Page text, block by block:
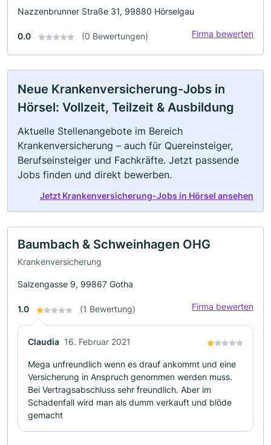
Nazzenbrunner Straße 31, 99880 Hörselgau
0.0 (0 Bewertungen) Firma bewerten
Neue Krankenversicherung-Jobs in
Hörsel: Vollzeit, Teilzeit & Ausbildung
Aktuelle Stellenangebote im Bereich
Krankenversicherung – auch für Quereinsteiger,
Berufseinsteiger und Fachkräfte. Jetzt passende
Jobs finden und direkt bewerben.
Jetzt Krankenversicherung-Jobs in Hörsel ansehen
Baumbach & Schweinhagen OHG
Krankenversicherung
Salzengasse 9, 99867 Gotha
1.0 (1 Bewertung) Firma bewerten
Claudia 16. Februar 2021
Mega unfreundlich wenn es drauf ankommt und eine
Versicherung in Anspruch genommen werden muss.
Bei Vertragsabschluss sehr freundlich. Aber im
Schadenfall wird man als dumm verkauft und blöde
gemacht